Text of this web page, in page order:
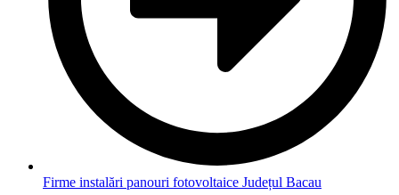
Firme instalări panouri fotovoltaice Județul Bacau